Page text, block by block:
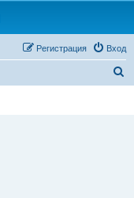
Вход
Регистрация